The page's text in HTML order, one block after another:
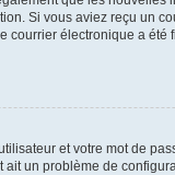
Si vous aviez reçu un
électronique a
et votre mot de
un problème de